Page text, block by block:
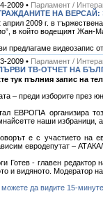
2009 • Парламент /
НА
април 2009 г. в
в който водещият Жан-
предлагаме видеозапис
2009 • Парламент /
ТВ-ОТЧЕТ НА
тук пълния запис на
– преди изборите през
ЕВРОПА организира
наши избраници,
е с участието
евродепутат – АТАКА/.
Готев - главен
и видяното. Модератор
можете да видите 15-